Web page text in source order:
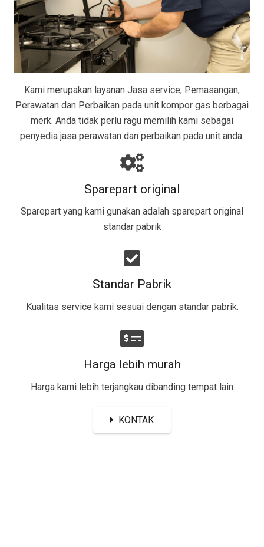
Kami merupakan layanan Jasa service, Pemasangan,
Perawatan dan Perbaikan pada unit kompor gas berbagai
merk. Anda tidak perlu ragu memilih kami sebagai
penyedia jasa perawatan dan perbaikan pada unit anda.
Sparepart original
Sparepart yang kami gunakan adalah sparepart original
standar pabrik​
Standar Pabrik
Kualitas service kami sesuai dengan standar pabrik.
Harga lebih murah
Harga kami lebih terjangkau dibanding tempat lain
KONTAK